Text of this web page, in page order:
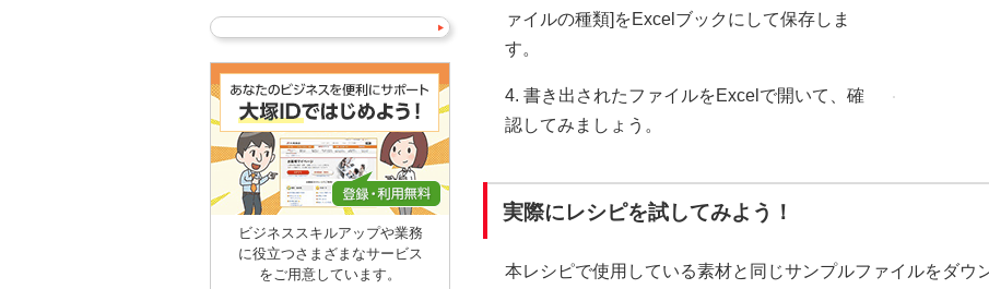
ァイルの種類]をExcelブックにして保存しま
す。
4. 書き出されたファイルをExcelで開いて、確
認してみましょう。
実際にレシピを試してみよう！
本レシピで使用している素材と同じサンプルファイルをダウ
ビジネススキルアップや業務
に役立つさまざまなサービス
をご用意しています。